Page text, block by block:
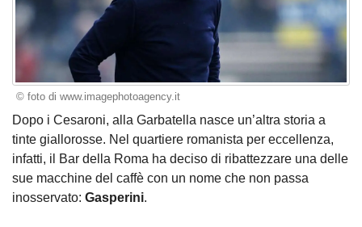
© foto di www.imagephotoagency.it
Dopo i Cesaroni, alla Garbatella nasce un’altra storia a
tinte giallorosse. Nel quartiere romanista per eccellenza,
infatti, il Bar della Roma ha deciso di ribattezzare una delle
sue macchine del caffè con un nome che non passa
inosservato: Gasperini.